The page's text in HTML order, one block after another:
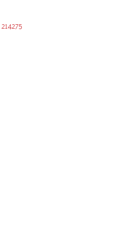
214275